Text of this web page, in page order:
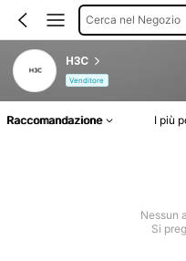
Cerca nel Negozio
H3C
Venditore
Raccomandazione I più
Nessun
Si